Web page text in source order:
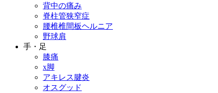
背中の痛み
脊柱管狭窄症
腰椎椎間板ヘルニア
野球肩
手・足
膝痛
x脚
アキレス腱炎
オスグッド